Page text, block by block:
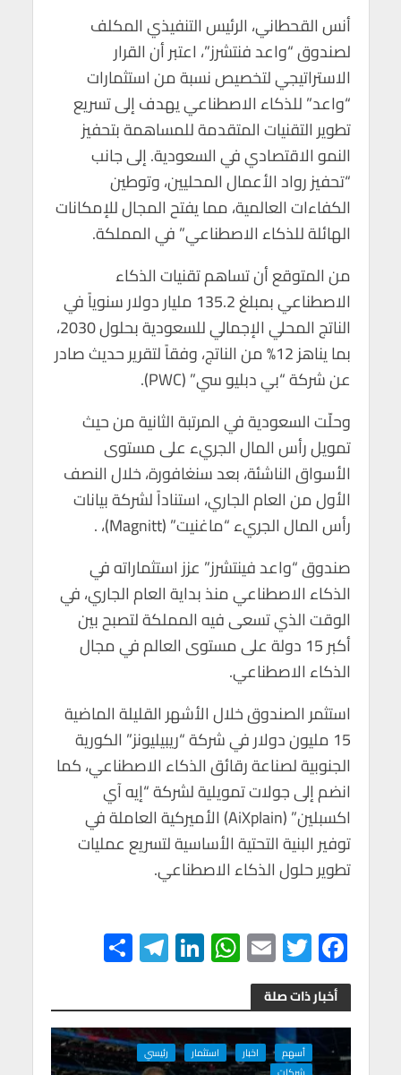
أنس القحطاني، الرئيس التنفيذي المكلف
لصندوق “واعد فنتشرز”، اعتبر أن القرار
الاستراتيجي لتخصيص نسبة من استثمارات
“واعد” للذكاء الاصطناعي يهدف إلى تسريع
تطوير التقنيات المتقدمة للمساهمة بتحفيز
النمو الاقتصادي في السعودية. إلى جانب
“تحفيز رواد الأعمال المحليين، وتوطين
الكفاءات العالمية، مما يفتح المجال للإمكانات
الهائلة للذكاء الاصطناعي” في المملكة.
من المتوقع أن تساهم تقنيات الذكاء
الاصطناعي بمبلغ 135.2 مليار دولار سنوياً في
الناتج المحلي الإجمالي للسعودية بحلول 2030،
بما يناهز 12% من الناتج، وفقاً لتقرير حديث صادر
عن شركة “بي دبليو سي” (PWC).
وحلّت السعودية في المرتبة الثانية من حيث
تمويل رأس المال الجريء على مستوى
الأسواق الناشئة، بعد سنغافورة، خلال النصف
الأول من العام الجاري، استناداً لشركة بيانات
رأس المال الجريء “ماغنيت” (Magnitt)، .
صندوق “واعد فينتشرز” عزز استثماراته في
الذكاء الاصطناعي منذ بداية العام الجاري، في
الوقت الذي تسعى فيه المملكة لتصبح بين
أكبر 15 دولة على مستوى العالم في مجال
الذكاء الاصطناعي.
استثمر الصندوق خلال الأشهر القليلة الماضية
15 مليون دولار في شركة “ريبيليونز” الكورية
الجنوبية لصناعة رقائق الذكاء الاصطناعي، كما
انضم إلى جولات تمويلية لشركة “إيه آي
اكسبلين” (AiXplain) الأميركية العاملة في
توفير البنية التحتية الأساسية لتسريع عمليات
تطوير حلول الذكاء الاصطناعي.
F
ac
e
b
o
T
wi
tt
er
E
m
ail
W
h
at
s
A
Li
n
ke
dI
n
Te
le
gr
a
m
ar
e
أخبار ذات صلة
أسهم اخبار استثمار
رئيسي